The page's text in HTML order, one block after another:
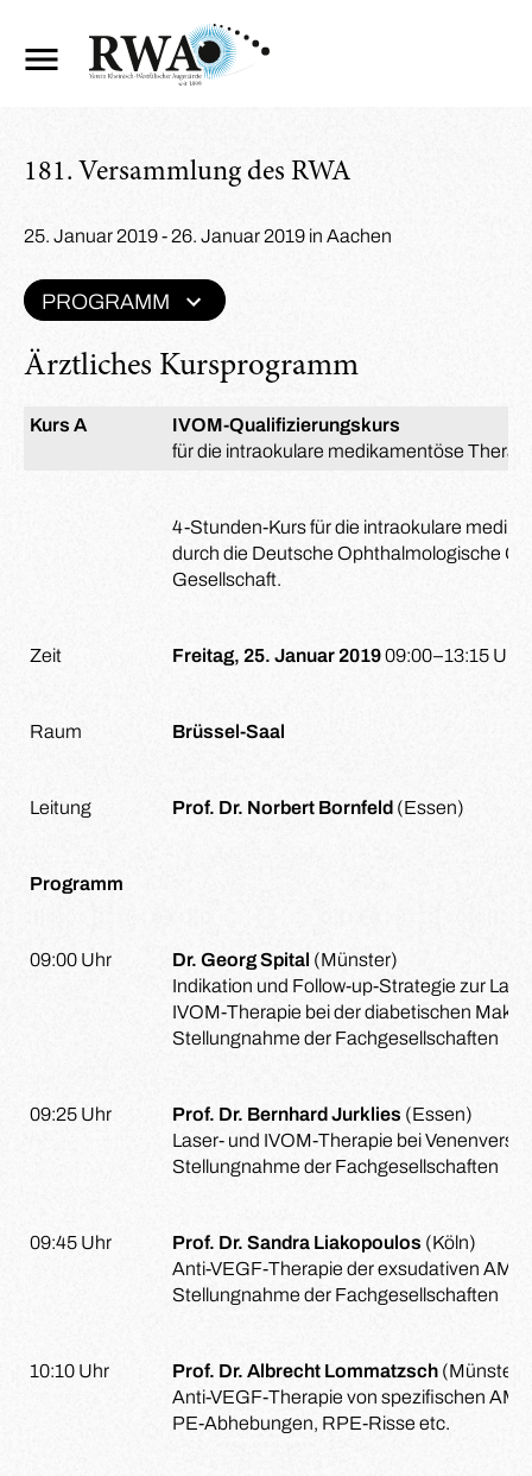
181. Versammlung des RWA
Ärztliches Kursprogramm
Kurs A
IVOM-Qualifizierungskurs
für die intraokulare medikamentöse
4-Stunden-Kurs für die intraokulare
durch die Deutsche Ophthalmologische
Gesellschaft.
Zeit Freitag, 25. Januar 201909:00–13:15 Uhr
Raum Brüssel-Saal
Leitung Prof. Dr. Norbert Bornfeld (Essen)
Programm
09:00 Uhr Dr. Georg Spital (Münster)
Indikation und Follow-up-Strategie zur
IVOM-Therapie bei der diabetischen
Stellungnahme der Fachgesellschaften
09:25 Uhr Prof. Dr. Bernhard Jurklies (Essen)
Laser- und IVOM-Therapie bei
Stellungnahme der Fachgesellschaften
09:45 Uhr Prof. Dr. Sandra Liakopoulos (Köln)
Anti-VEGF-Therapie der exsudativen AMD,
Stellungnahme der Fachgesellschaften
10:10 Uhr Prof. Dr. Albrecht Lommatzsch (Münster)
Anti-VEGF-Therapie von spezifischen
PE-Abhebungen, RPE-Risse etc.
25. Januar 2019 - 26. Januar 2019 in Aachen
PROGRAMM